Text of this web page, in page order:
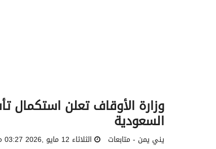
وزارة الأوقاف تعلن استكمال
السعودية
يني يمن - متابعات الثلاثاء 12 مايو ,2026 03:27 مساءً